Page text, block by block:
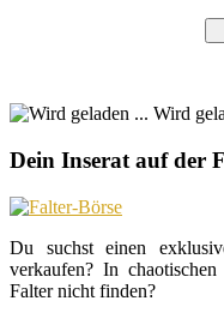
Wird
Dein Inserat auf der
Du suchst einen
verkaufen? In
Falter nicht finden?